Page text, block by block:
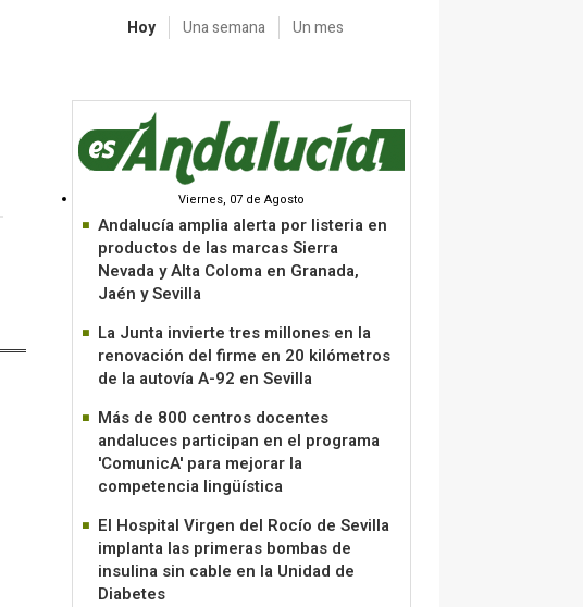
Hoy Una semana Un mes
Viernes, 07 de Agosto
Andalucía amplia alerta por listeria en
productos de las marcas Sierra
Nevada y Alta Coloma en Granada,
Jaén y Sevilla
La Junta invierte tres millones en la
renovación del firme en 20 kilómetros
de la autovía A-92 en Sevilla
Más de 800 centros docentes
andaluces participan en el programa
'ComunicA' para mejorar la
competencia lingüística
El Hospital Virgen del Rocío de Sevilla
implanta las primeras bombas de
insulina sin cable en la Unidad de
Diabetes